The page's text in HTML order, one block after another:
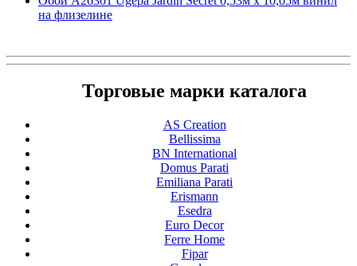
на флизелине
Торговые марки каталога
AS Creation
Bellissima
BN International
Domus Parati
Emiliana Parati
Erismann
Esedra
Euro Decor
Ferre Home
Fipar